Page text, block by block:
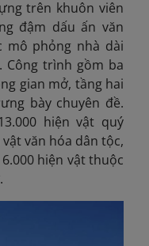
trên khuôn viên
đậm dấu ấn văn
mô phỏng nhà dài
trình gồm ba
gian mở, tầng hai
bày chuyên đề.
hiện vật quý
văn hóa dân tộc,
hiện vật thuộc